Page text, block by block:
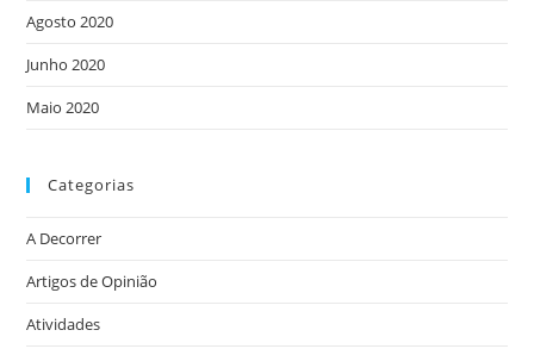
Agosto 2020
Junho 2020
Maio 2020
Categorias
A Decorrer
Artigos de Opinião
Atividades